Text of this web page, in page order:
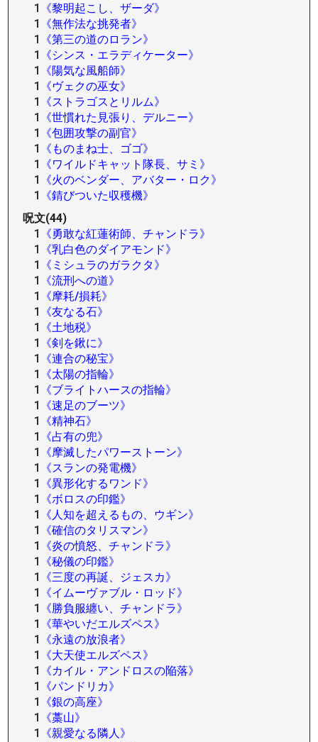
1
《黎明起こし、ザーダ》
1
《無作法な挑発者》
1
《第三の道のロラン》
1
《シンス・エラディケーター》
1
《陽気な風船師》
1
《ヴェクの巫女》
1
《ストラゴスとリルム》
1
《世慣れた見張り、デルニー》
1
《包囲攻撃の副官》
1
《ものまね士、ゴゴ》
1
《ワイルドキャット隊長、サミ》
1
《火のベンダー、アバター・ロク》
1
《錆びついた収穫機》
呪文(44)
1
《勇敢な紅蓮術師、チャンドラ》
1
《乳白色のダイアモンド》
1
《ミシュラのガラクタ》
1
《流刑への道》
1
《摩耗/損耗》
1
《友なる石》
1
《土地税》
1
《剣を鍬に》
1
《連合の秘宝》
1
《太陽の指輪》
1
《ブライトハースの指輪》
1
《速足のブーツ》
1
《精神石》
1
《占有の兜》
1
《摩滅したパワーストーン》
1
《スランの発電機》
1
《異形化するワンド》
1
《ボロスの印鑑》
1
《人知を超えるもの、ウギン》
1
《確信のタリスマン》
1
《炎の憤怒、チャンドラ》
1
《秘儀の印鑑》
1
《三度の再誕、ジェスカ》
1
《イムーヴァブル・ロッド》
1
《勝負服纏い、チャンドラ》
1
《華やいだエルズペス》
1
《永遠の放浪者》
1
《大天使エルズペス》
1
《カイル・アンドロスの陥落》
1
《パンドリカ》
1
《銀の高座》
1
《藁山》
1
《親愛なる隣人》